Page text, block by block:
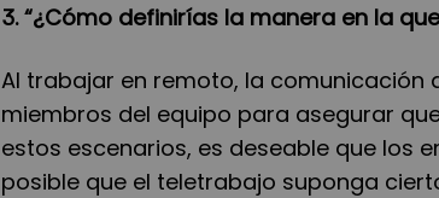
3. “¿Cómo definirías la manera en la
Al trabajar en remoto, la comunicación
miembros del equipo para asegurar
estos escenarios, es deseable que los
posible que el teletrabajo suponga